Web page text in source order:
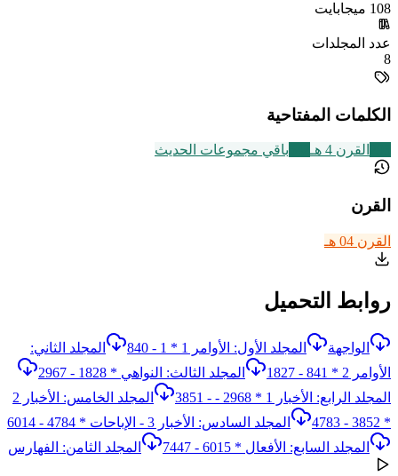
108 ميجابايت
عدد المجلدات
8
الكلمات المفتاحية
القرن 4 هـ باقي مجموعات الحديث
القرن
القرن 04 هـ
روابط التحميل
الواجهة المجلد الأول: الأوامر 1 * 1 - 840
المجلد الثاني:
الأوامر 2 * 841 - 1827
المجلد الثالث: النواهي * 1828 - 2967
المجلد الرابع: الأخبار 1 * 2968 - - 3851
المجلد الخامس: الأخبار 2
* 3852 - 4783
المجلد السادس: الأخبار 3 - الإباحات * 4784 - 6014
المجلد السابع: الأفعال * 6015 - 7447
المجلد الثامن: الفهارس